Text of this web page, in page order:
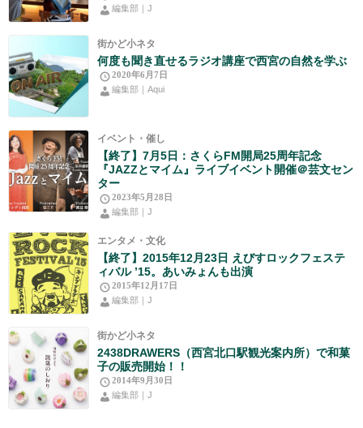
編集部｜J
街かど小ネタ
何度も聞き直せるラジオ講座で西宮の自然を学ぶ
2020年6月7日
編集部｜Aqui
イベント・催し
【終了】7月5日：さくらFM開局25周年記念
『JAZZとマイム』ライブイベント開催＠芸文セン
ター
2023年5月28日
編集部｜J
エンタメ・文化
【終了】2015年12月23日 えびすロックフェステ
ィバル ’15。あいみょんも出演
2015年12月17日
編集部｜J
街かど小ネタ
2438DRAWERS（西宮北口駅観光案内所）で和菓
子の販売開始！！
2014年9月30日
編集部｜J